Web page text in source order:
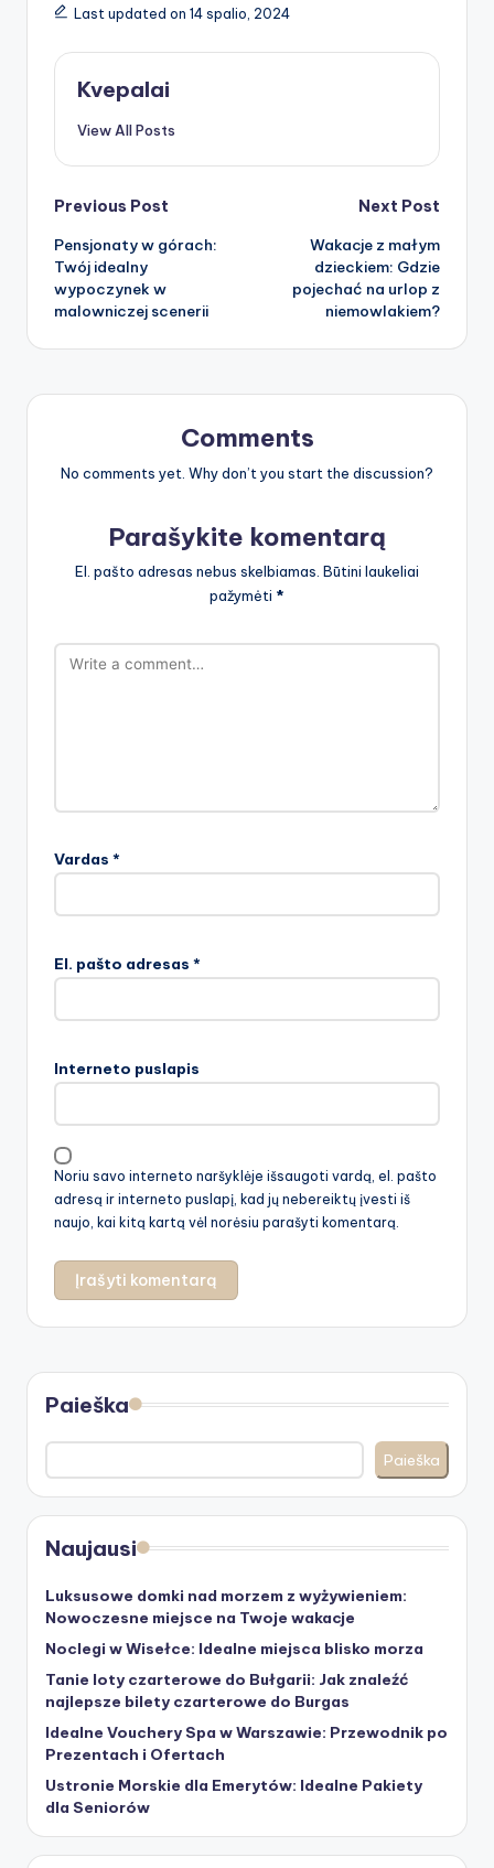
Last updated on 14 spalio, 2024
Kvepalai
View All Posts
Post
navigation
Previous Post
Pensjonaty w górach:
Twój idealny
wypoczynek w
malowniczej scenerii
Next Post
Wakacje z małym
dzieckiem: Gdzie
pojechać na urlop z
niemowlakiem?
Comments
No comments yet. Why don’t you start the discussion?
Parašykite komentarą
El. pašto adresas nebus skelbiamas. Būtini laukeliai
pažymėti *
Vardas *
El. pašto adresas *
Interneto puslapis
Noriu savo interneto naršyklėje išsaugoti vardą, el. pašto
adresą ir interneto puslapį, kad jų nebereiktų įvesti iš
naujo, kai kitą kartą vėl norėsiu parašyti komentarą.
Paieška
Paieška
Naujausi
Luksusowe domki nad morzem z wyżywieniem:
Nowoczesne miejsce na Twoje wakacje
Noclegi w Wisełce: Idealne miejsca blisko morza
Tanie loty czarterowe do Bułgarii: Jak znaleźć
najlepsze bilety czarterowe do Burgas
Idealne Vouchery Spa w Warszawie: Przewodnik po
Prezentach i Ofertach
Ustronie Morskie dla Emerytów: Idealne Pakiety
dla Seniorów